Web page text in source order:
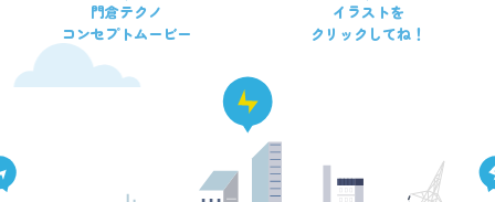
門倉テクノ
コンセプトムービー
イラストを
クリックしてね！